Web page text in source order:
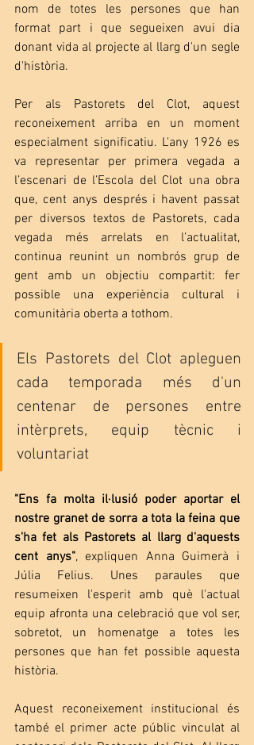
nom de totes les persones que han
format part i que segueixen avui dia
donant vida al projecte al llarg d'un segle
d'història.
Per als Pastorets del Clot, aquest
reconeixement arriba en un moment
especialment significatiu. L'any 1926 es
va representar per primera vegada a
l’escenari de l’Escola del Clot una obra
que, cent anys després i havent passat
per diversos textos de Pastorets, cada
vegada més arrelats en l’actualitat,
continua reunint un nombrós grup de
gent amb un objectiu compartit: fer
possible una experiència cultural i
comunitària oberta a tothom.
Els Pastorets del Clot apleguen
cada temporada més d'un
centenar de persones entre
intèrprets, equip tècnic i
voluntariat
"Ens fa molta il·lusió poder aportar el
nostre granet de sorra a tota la feina que
s'ha fet als Pastorets al llarg d'aquests
cent anys", expliquen Anna Guimerà i
Júlia Felius. Unes paraules que
resumeixen l'esperit amb què l'actual
equip afronta una celebració que vol ser,
sobretot, un homenatge a totes les
persones que han fet possible aquesta
història.
Aquest reconeixement institucional és
també el primer acte públic vinculat al